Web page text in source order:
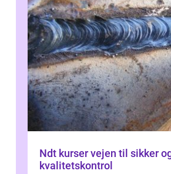
Ndt kurser vejen til sikker og pålidelig
kvalitetskontrol